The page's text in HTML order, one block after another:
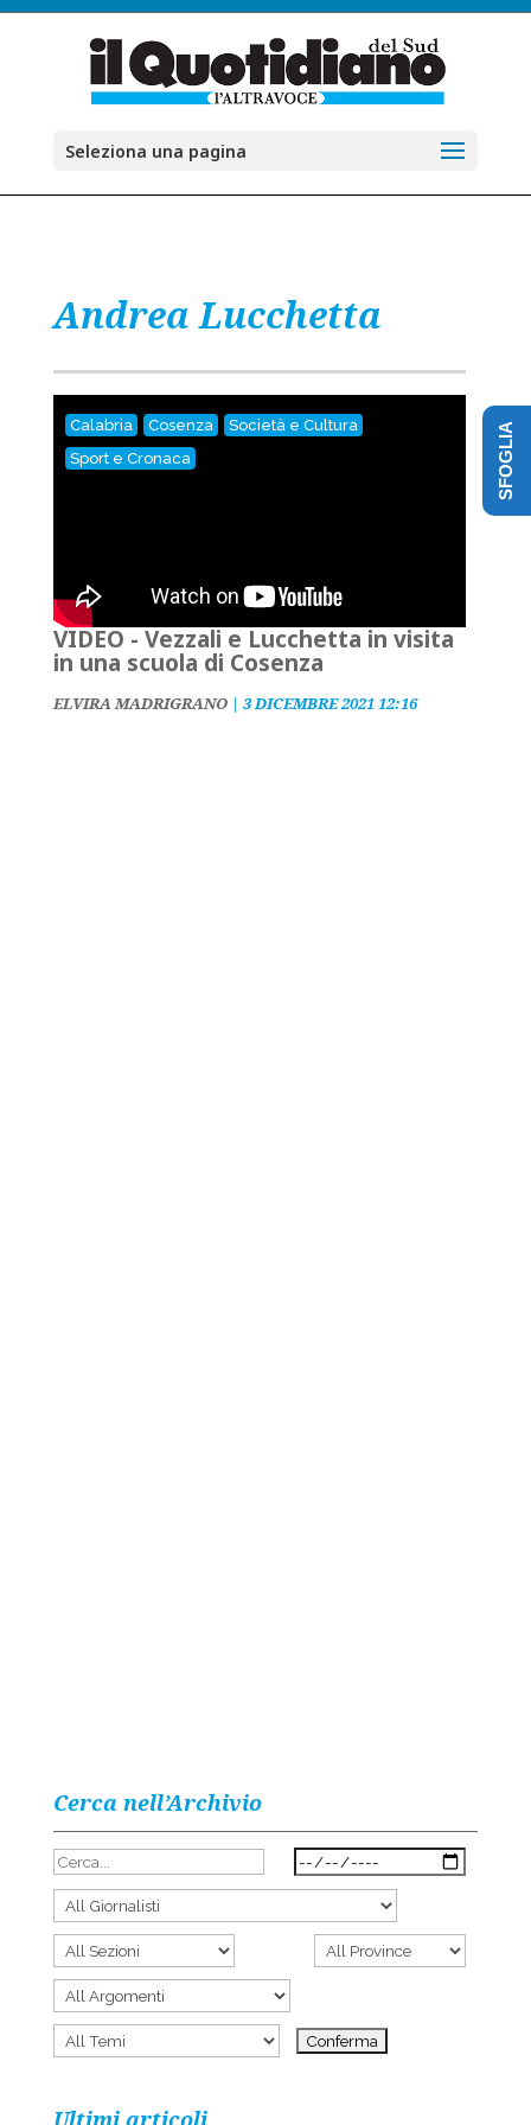
Seleziona una pagina
Andrea Lucchetta
Calabria Cosenza
Società e Cultura
Sport e Cronaca
VIDEO - Vezzali e Lucchetta in visita
in una scuola di Cosenza
ELVIRA MADRIGRANO| 3 DICEMBRE 2021 12:16
Cerca nell’Archivio
Ultimi articoli
SFOGLIA